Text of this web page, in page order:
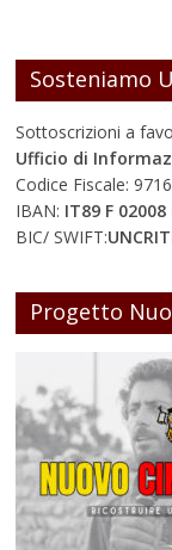
Sosteniamo
Sottoscrizioni a
Ufficio di
Codice Fiscale:
IBAN: IT89 F
BIC/ SWIFT:
Progetto